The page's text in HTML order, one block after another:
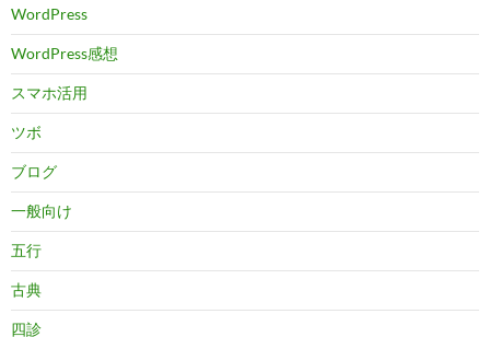
WordPress
WordPress感想
スマホ活用
ツボ
ブログ
一般向け
五行
古典
四診